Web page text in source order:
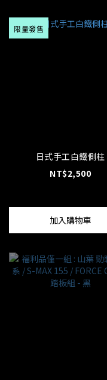
限量發售
日式手工白鐵側柱
NT$2,500
加入購物車